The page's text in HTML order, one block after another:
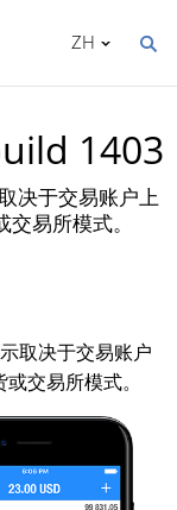
ZH
1403
决于交易账户上
易所模式。
取决于交易账户
交易所模式。